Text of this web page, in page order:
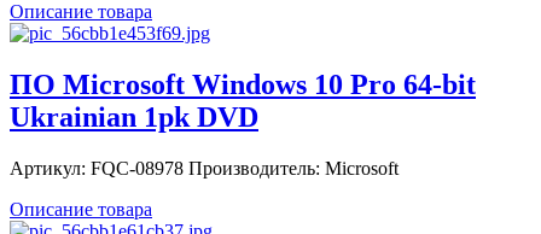
Описание товара
ПО Microsoft Windows 10 Pro 64-bit
Ukrainian 1pk DVD
Артикул: FQC-08978 Производитель: Microsoft
Описание товара